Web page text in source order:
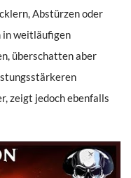
Abstürzen oder
in weitläufigen
überschatten aber
zeigt jedoch ebenfalls